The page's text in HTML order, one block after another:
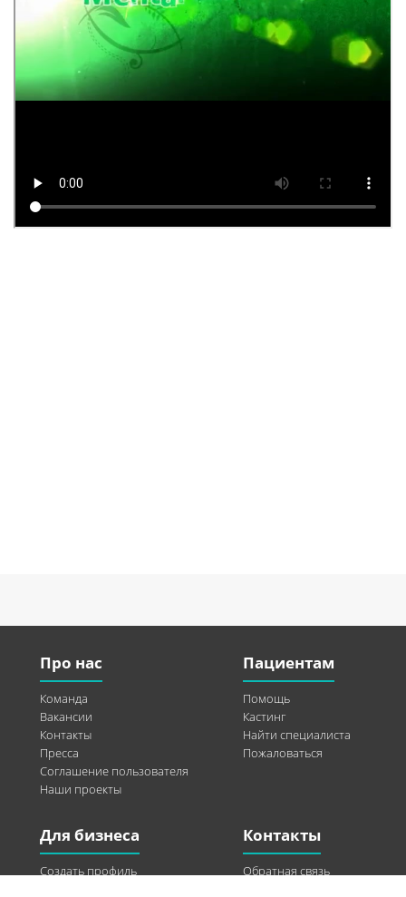
Про нас
Команда
Вакансии
Контакты
Пресса
Соглашение пользователя
Наши проекты
Пациентам
Помощь
Кастинг
Найти специалиста
Пожаловаться
Для бизнеса
Создать профиль
Контакты
Обратная связь